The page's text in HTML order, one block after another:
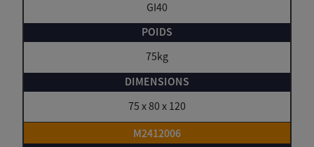
GI40
75kg
75 x 80 x 120
M2412006